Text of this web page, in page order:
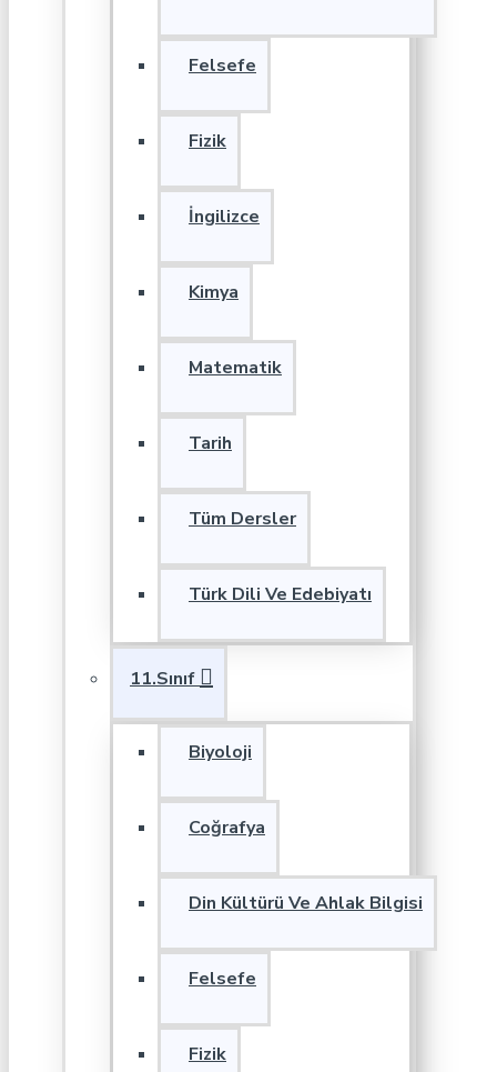
Felsefe
Fizik
İngilizce
Kimya
Matematik
Tarih
Tüm Dersler
Türk Dili Ve Edebiyatı
11.Sınıf
Biyoloji
Coğrafya
Din Kültürü Ve Ahlak Bilgisi
Felsefe
Fizik